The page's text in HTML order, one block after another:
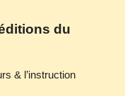
du
& l’instruction